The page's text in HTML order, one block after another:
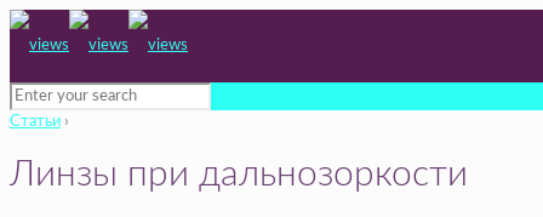
Статьи ›
Линзы при дальнозоркости